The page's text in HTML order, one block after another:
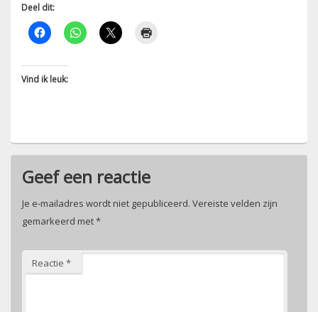
Deel dit:
Vind ik leuk:
Geef een reactie
Je e-mailadres wordt niet gepubliceerd. Vereiste velden zijn
gemarkeerd met*
Reactie *